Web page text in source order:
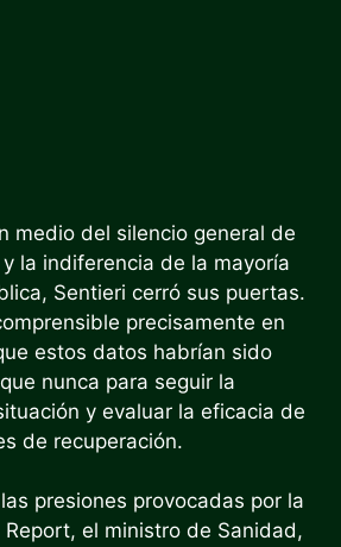
medio del silencio general de
la indiferencia de la mayoría
Sentieri cerró sus puertas.
precisamente en
estos datos habrían sido
nunca para seguir la
y evaluar la eficacia de
de recuperación.
presiones provocadas por la
el ministro de Sanidad,